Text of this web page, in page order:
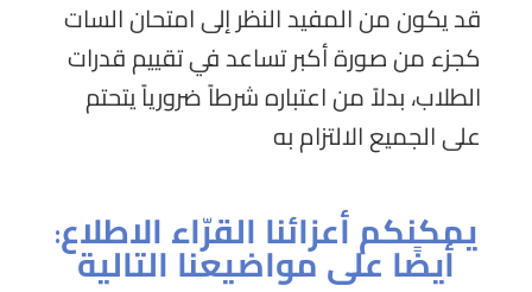
قد يكون من المفيد النظر إلى امتحان السات
كجزء من صورة أكبر تساعد في تقييم قدرات
الطلاب، بدلاً من اعتباره شرطاً ضرورياً يتحتم
على الجميع الالتزام به
:يمكنكم أعزائنا القرّاء الاطلاع
أيضًا على مواضيعنا التالية